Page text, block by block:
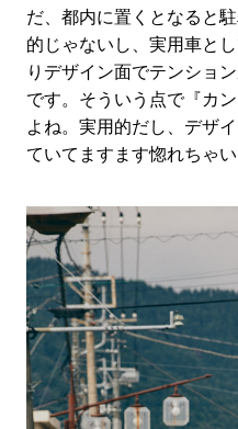
だ、都内に置くとなると
的じゃないし、実用車と
りデザイン面でテンショ
です。そういう点で『カ
よね。実用的だし、デザ
ていてますます惚れちゃい